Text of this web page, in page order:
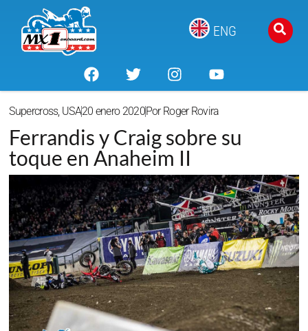
ENG
Supercross, USA20 enero 2020PorRoger Rovira
Ferrandis y Craig sobre su
toque en Anaheim II